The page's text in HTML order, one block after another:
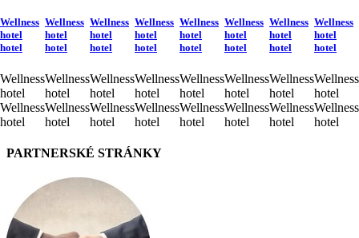
Wellness
hotel
hotel
Wellness
hotel
Wellness
hotel
Wellness
hotel
hotel
Wellness
hotel
Wellness
hotel
Wellness
hotel
hotel
Wellness
hotel
Wellness
hotel
Wellness
hotel
hotel
Wellness
hotel
Wellness
hotel
Wellness
hotel
hotel
Wellness
hotel
Wellness
hotel
Wellness
hotel
hotel
Wellness
hotel
Wellness
hotel
Wellness
hotel
hotel
Wellness
hotel
Wellness
hotel
Wellness
hotel
hotel
Wellness
hotel
Wellness
hotel
PARTNERSKÉ STRÁNKY